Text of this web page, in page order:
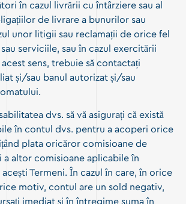
în cazul livrării cu întârziere sau al
de livrare a bunurilor sau
unor litigii sau reclamații de orice fel
serviciile, sau în cazul exercitării
sens, trebuie să contactați
și/sau banul autorizat și/sau
dvs. să vă asigurați că există
în contul dvs. pentru a acoperi orice
plata oricăror comisioane de
a altor comisioane aplicabile în
Termeni. În cazul în care, în orice
motiv, contul are un sold negativ,
imediat și în întregime suma în